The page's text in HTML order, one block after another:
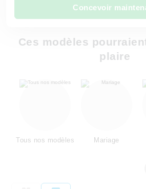
Concevoir
Ces modèles
plaire
Tous nos modèles Mariage